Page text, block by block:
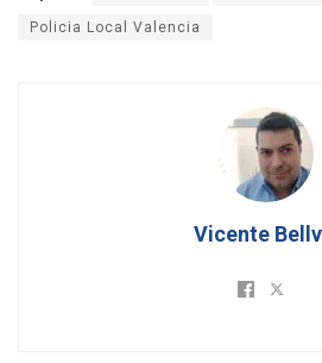
Policia Local Valencia
Vicente